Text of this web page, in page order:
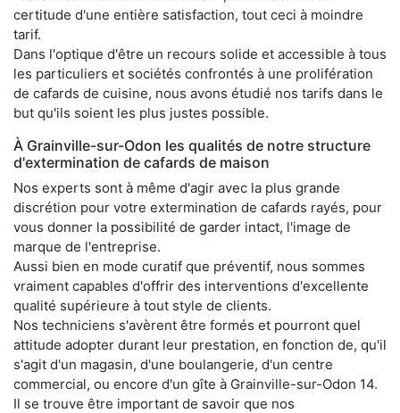
certitude d'une entière satisfaction, tout ceci à moindre
tarif.
Dans l'optique d'être un recours solide et accessible à tous
les particuliers et sociétés confrontés à une prolifération
de cafards de cuisine, nous avons étudié nos tarifs dans le
but qu'ils soient les plus justes possible.
À Grainville-sur-Odon les qualités de notre structure
d'extermination de cafards de maison
Nos experts sont à même d'agir avec la plus grande
discrétion pour votre extermination de cafards rayés, pour
vous donner la possibilité de garder intact, l'image de
marque de l'entreprise.
Aussi bien en mode curatif que préventif, nous sommes
vraiment capables d'offrir des interventions d'excellente
qualité supérieure à tout style de clients.
Nos techniciens s'avèrent être formés et pourront quel
attitude adopter durant leur prestation, en fonction de, qu'il
s'agit d'un magasin, d'une boulangerie, d'un centre
commercial, ou encore d'un gîte à Grainville-sur-Odon 14.
Il se trouve être important de savoir que nos